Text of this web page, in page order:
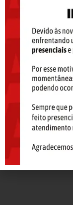
Concluído o
habilitação leva
disponível para
Condutores).
Onde
A GAD-E é
bancos
correntistas),
Valores